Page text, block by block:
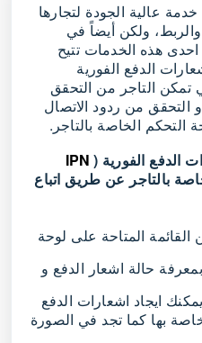
عالية الجودة لتجارها
ولكن أيضاً في
هذه الخدمات تتيح
الدفع الفورية
التاجر من التحقق
من ردود الاتصال
التحكم الخاصة بالتاجر.
الفورية (IPN
بالتاجر عن طريق اتباع
المتاحة على لوحة
حالة اشعار الدفع و
ايجاد اشعارات الدفع
بها كما تجد في الصورة